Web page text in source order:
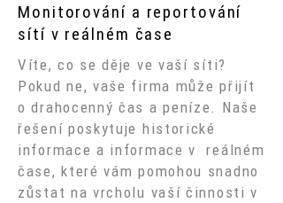
Monitorování a reportování
sítí v reálném čase
Víte, co se děje ve vaší síti?
Pokud ne, vaše firma může přijít
o drahocenný čas a peníze. Naše
řešení poskytuje historické
informace a informace v reálném
čase, které vám pomohou snadno
zůstat na vrcholu vaší činnosti v